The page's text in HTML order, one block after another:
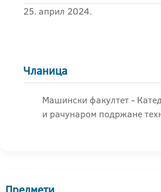
25. април 2024.
Чланица
Машински факултет -
и рачунаром подржане